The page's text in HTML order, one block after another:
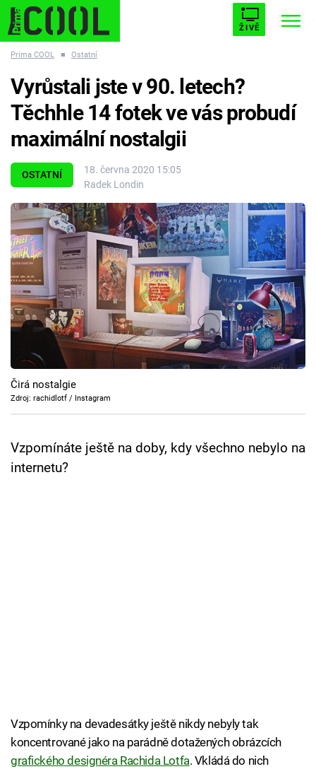
ŽIVĚ
ESCAPE PLNEJ KOTEL AVENGERS 5
Témata
Filmy
Seriály
Hry
Cool Esport
Pořady
TV Program
Prima COOL ■ Ostatní
OSTATNÍ
18. června 2020 15:05
Radek Londin
Vyrůstali jste v 90. letech?
Těchhle 14 fotek ve vás probudí
maximální nostalgii
Čirá nostalgie
Zdroj: rachidlotf / Instagram
Vzpomínáte ještě na doby, kdy všechno nebylo na
internetu?
Vzpomínky na devadesátky ještě nikdy nebyly tak
koncentrované jako na parádně dotažených obrázcích
grafického designéra Rachida Lotfa. Vkládá do nich